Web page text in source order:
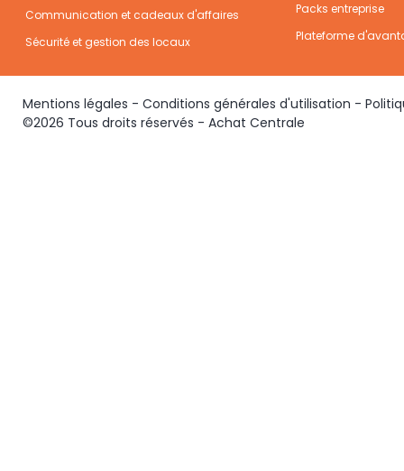
Communication et cadeaux d'affaires
Sécurité et gestion des locaux
Packs entreprise
Plateforme
Mentions légales - Conditions générales d'utilisation -
©2026 Tous droits réservés - Achat Centrale